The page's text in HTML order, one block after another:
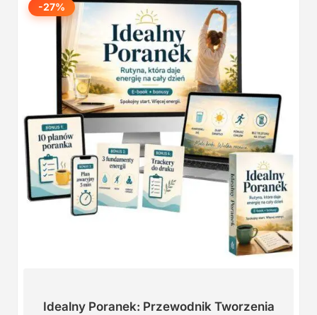
-27%
Idealny Poranek: Przewodnik Tworzenia